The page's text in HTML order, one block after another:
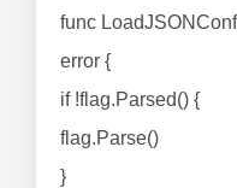
func
error {
if !flag.Parsed() {
flag.Parse()
}